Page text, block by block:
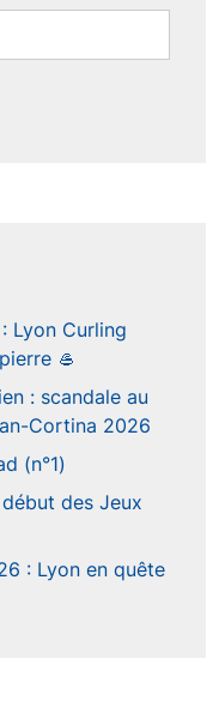
Lyon Curling
🥌
: scandale au
Cortina 2026
(n°1)
des Jeux
: Lyon en quête